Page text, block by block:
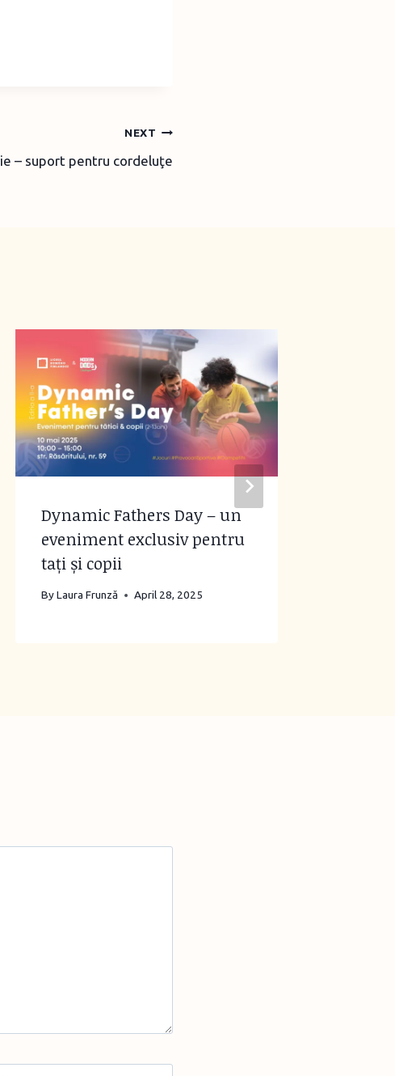
NEXT
– suport pentru cordeluţe
Dynamic Fathers Day – un
eveniment exclusiv pentru
tați și copii
By Laura Frunză April 28, 2025